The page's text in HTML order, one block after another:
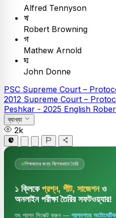
Alfred Tennyson
খ
Robert Browning
গ
Mathew Arnold
ঘ
John Donne
PSC Supreme Court –
2012 Supreme Court –
Peshkar - 2025 English
ব্যাখ্যা
2k
শিক্ষকদের জন্য বিশেষভাবে তৈরি
১ ক্লিকে প্রশ্ন, শীট, সাজেশনও
অনলাইন পরীক্ষা তৈরির সফটওয়্যার!
শুধু প্রশ্ন সিলেক্ট করুন — প্রশ্নপত্র অটোমেটিক